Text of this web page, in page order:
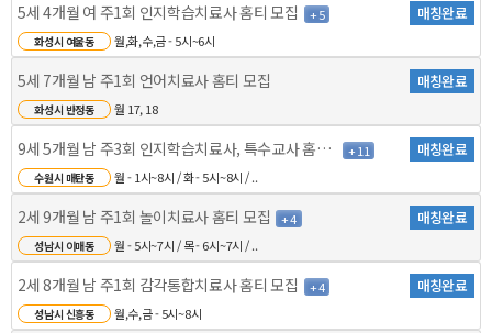
5세 4개월 여 주1회 인지학습치료사 홈티 모집 + 5 매칭완료
화성시 여울동 월,화,수,금 - 5시~6시
5세 7개월 남 주1회 언어치료사 홈티 모집 매칭완료
화성시 반정동 월 17, 18
9세 5개월 남 주3회 인지학습치료사, 특수교사 홈티 .. + 11 매칭완료
수원시 매탄동 월 - 1시~8시 / 화 - 5시~8시 / ..
2세 9개월 남 주1회 놀이치료사 홈티 모집 + 4 매칭완료
성남시 이매동 월 - 5시~7시 / 목 - 6시~7시 / ..
2세 8개월 남 주1회 감각통합치료사 홈티 모집 + 4 매칭완료
성남시 신흥동 월,수,금 - 5시~8시